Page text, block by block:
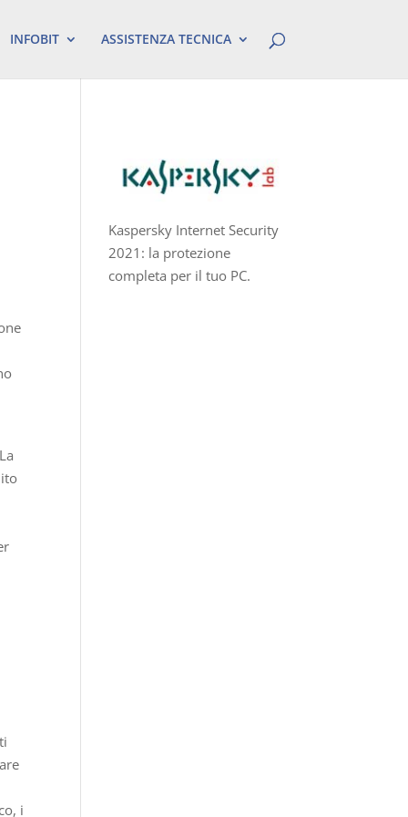
INFOBIT ASSISTENZA TECNICA
i
Kaspersky Internet Security
2021: la protezione
completa per il tuo PC.